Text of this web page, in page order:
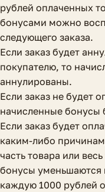
рублей оплаченных
бонусами можно
следующего заказа.
Если заказ будет
покупателю, то
аннулированы.
Если заказ не будет
начисленные бонусы
Если заказ будет
каким-либо
часть товара или
бонусы уменьшаются
каждую 1000 рублей